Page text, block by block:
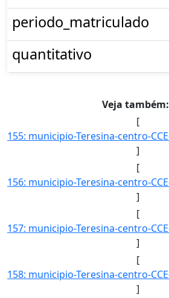
periodo_matriculado
quantitativo
Veja também:
[
]
[
]
[
]
[
]